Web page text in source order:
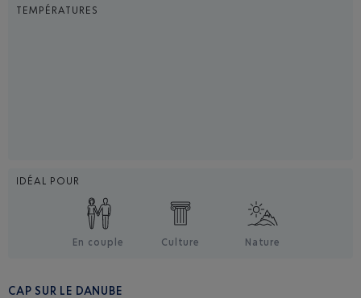
TEMPÉRATURES
IDÉAL POUR
En couple Culture Nature
CAP SUR LE DANUBE